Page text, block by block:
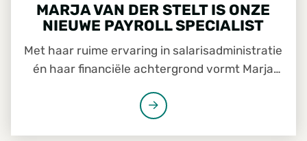
MARJA VAN DER STELT IS ONZE
NIEUWE PAYROLL SPECIALIST
Met haar ruime ervaring in salarisadministratie
én haar financiële achtergrond vormt Marja
en Finance. Sinds 1 mei versterkt zij het team
van Foresco. De komende maanden werkt zij